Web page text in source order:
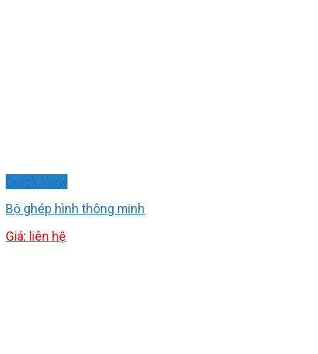
Bộ ghép hình thông minh
Giá: liên hệ